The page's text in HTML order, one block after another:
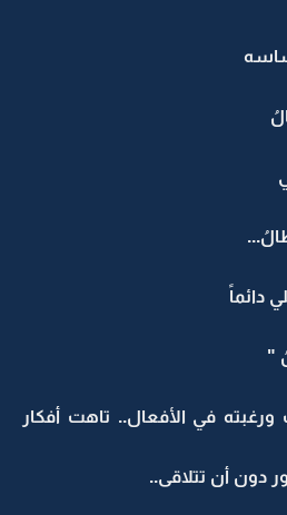
دائماً
"
ورغبته في الأفعال.. تاهت أفكار
دون أن تتلاقى..